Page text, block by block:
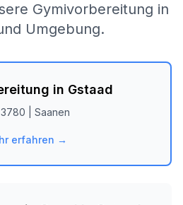
Gymivorbereitung in
Umgebung.
in Gstaad
3780 Saanen
erfahren →